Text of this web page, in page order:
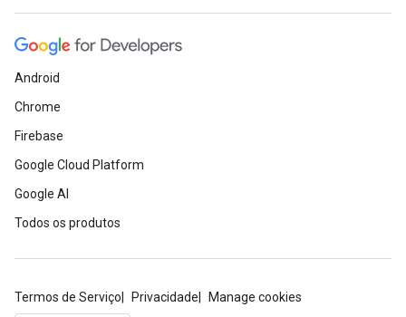
Android
Chrome
Firebase
Google Cloud Platform
Google AI
Todos os produtos
Termos de Serviço Privacidade Manage cookies